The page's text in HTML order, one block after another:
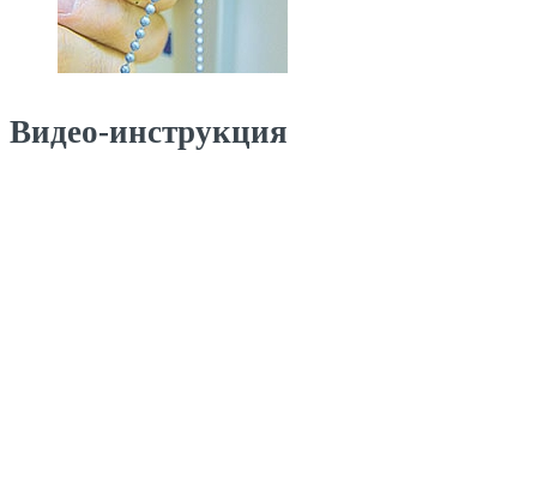
Видео-инструкция